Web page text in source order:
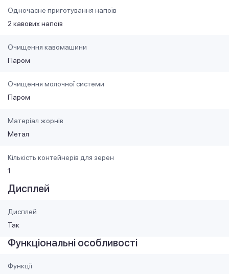
Одночасне приготування напоїв
2 кавових напоїв
Очищення кавомашини
Паром
Очищення молочної системи
Паром
Матеріал жорнів
Метал
Кількість контейнерів для зерен
1
Дисплей
Дисплей
Так
Функціональні особливості
Функції